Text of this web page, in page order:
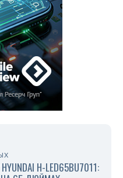
H-LED65BU7011: